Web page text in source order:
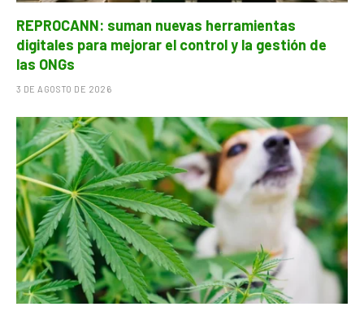
REPROCANN: suman nuevas herramientas
digitales para mejorar el control y la gestión de
las ONGs
3 DE AGOSTO DE 2026